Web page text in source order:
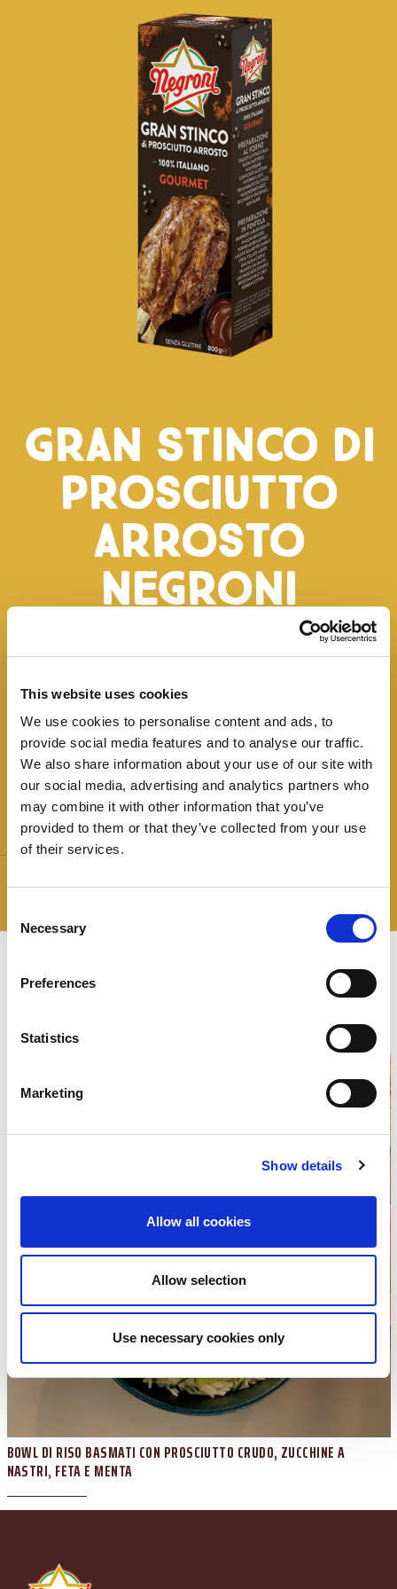
This website uses cookies
We use cookies to personalise content and ads, to
provide social media features and to analyse our traffic.
We also share information about your use of our site with
our social media, advertising and analytics partners who
may combine it with other information that you’ve
provided to them or that they’ve collected from your use
of their services.
Selection
Necessary
Preferences
Statistics
Marketing
Show details
Allow all cookies
Allow selection
Use necessary cookies only
Specialità di Zibello e Stagionate
Peso:
Gran Stinco di
Prosciutto
Arrosto
Negroni
Il Gran Stinco di Prosciutto Arrosto è prodotto con
lavorate con sale, paprika dolce, pepe nero e altre
spezie per un'esclusiva ricetta gourmet.
Le stelle:
Glutine
BOWL DI RISO BASMATI CON PROSCIUTTO CRUDO, ZUCCHINE A
NASTRI, FETA E MENTA